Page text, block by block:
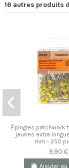
16 autres produits
Épingles patchwork
jaunes extra
mm - 250
9,90 €
Ajouter au